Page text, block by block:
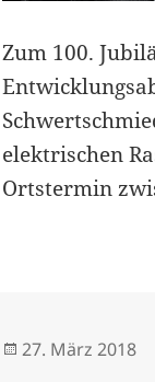
Zum 100.
elektrischen
Ortstermin
Veröffentlicht
27. März 2018